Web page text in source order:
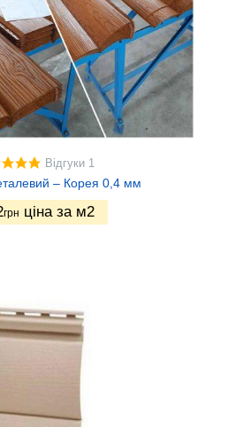
Відгуки 1
– Корея 0,4 мм
грн ціна за м2